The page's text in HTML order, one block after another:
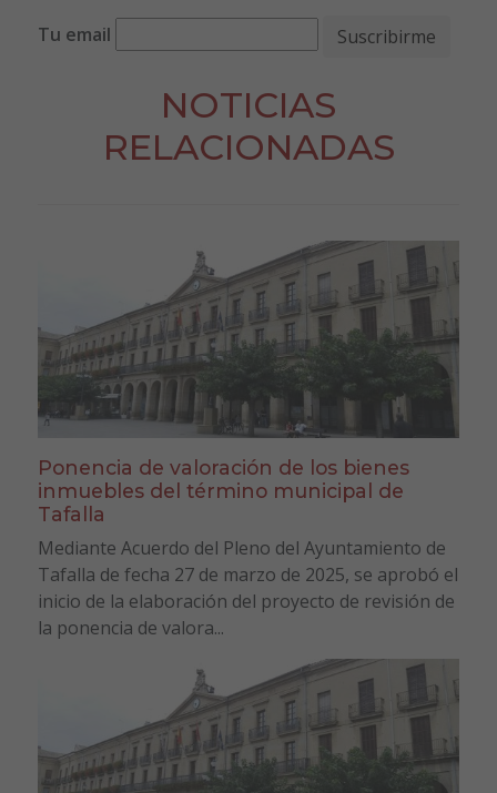
Tu email
NOTICIAS
RELACIONADAS
Ponencia de valoración de los bienes
inmuebles del término municipal de
Tafalla
Mediante Acuerdo del Pleno del Ayuntamiento de
Tafalla de fecha 27 de marzo de 2025, se aprobó el
inicio de la elaboración del proyecto de revisión de
la ponencia de valora...